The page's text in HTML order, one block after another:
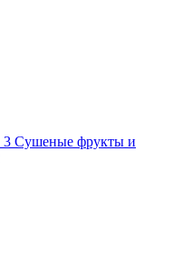
3 Сушеные фрукты и